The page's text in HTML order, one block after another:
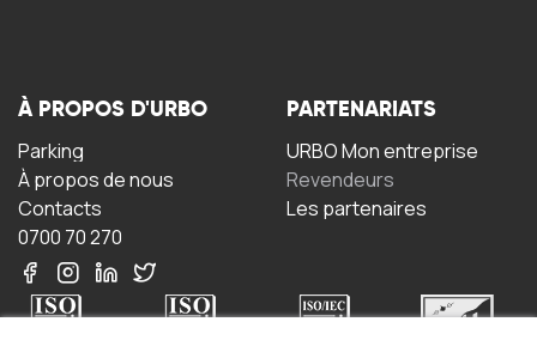
À PROPOS D'URBO
Parking
À propos de nous
Contacts
0700 70 270
PARTENARIATS
URBO Mon entreprise
Revendeurs
Les partenaires